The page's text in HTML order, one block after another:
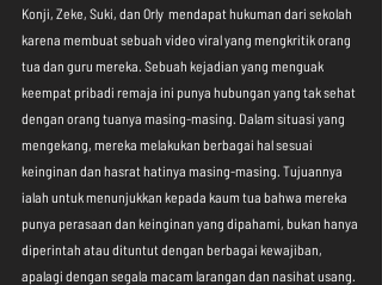
Konji, Zeke, Suki, dan Orly  mendapat hukuman dari sekolah
karena membuat sebuah video viral yang mengkritik orang
tua dan guru mereka. Sebuah kejadian yang menguak
keempat pribadi remaja ini punya hubungan yang tak sehat
dengan orang tuanya masing-masing. Dalam situasi yang
mengekang, mereka melakukan berbagai hal sesuai
keinginan dan hasrat hatinya masing-masing. Tujuannya
ialah untuk menunjukkan kepada kaum tua bahwa mereka
punya perasaan dan keinginan yang dipahami, bukan hanya
diperintah atau dituntut dengan berbagai kewajiban,
apalagi dengan segala macam larangan dan nasihat usang.